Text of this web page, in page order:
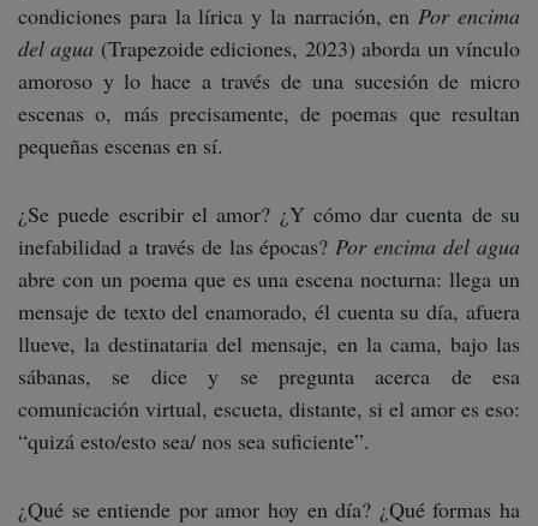
condiciones para la lírica y la narración, enPor encima
del agua (Trapezoide ediciones, 2023) aborda un vínculo
amoroso y lo hace a través de una sucesión de micro
escenas o, más precisamente, de poemas que resultan
pequeñas escenas en sí.
¿Se puede escribir el amor? ¿Y cómo dar cuenta de su
inefabilidad a través de las épocas?Por encima del agua
abre con un poema que es una escena nocturna: llega un
mensaje de texto del enamorado, él cuenta su día, afuera
llueve, la destinataria del mensaje, en la cama, bajo las
sábanas, se dice y se pregunta acerca de esa
comunicación virtual, escueta, distante, si el amor es eso:
“quizá esto/esto sea/ nos sea suficiente”.
¿Qué se entiende por amor hoy en día? ¿Qué formas ha